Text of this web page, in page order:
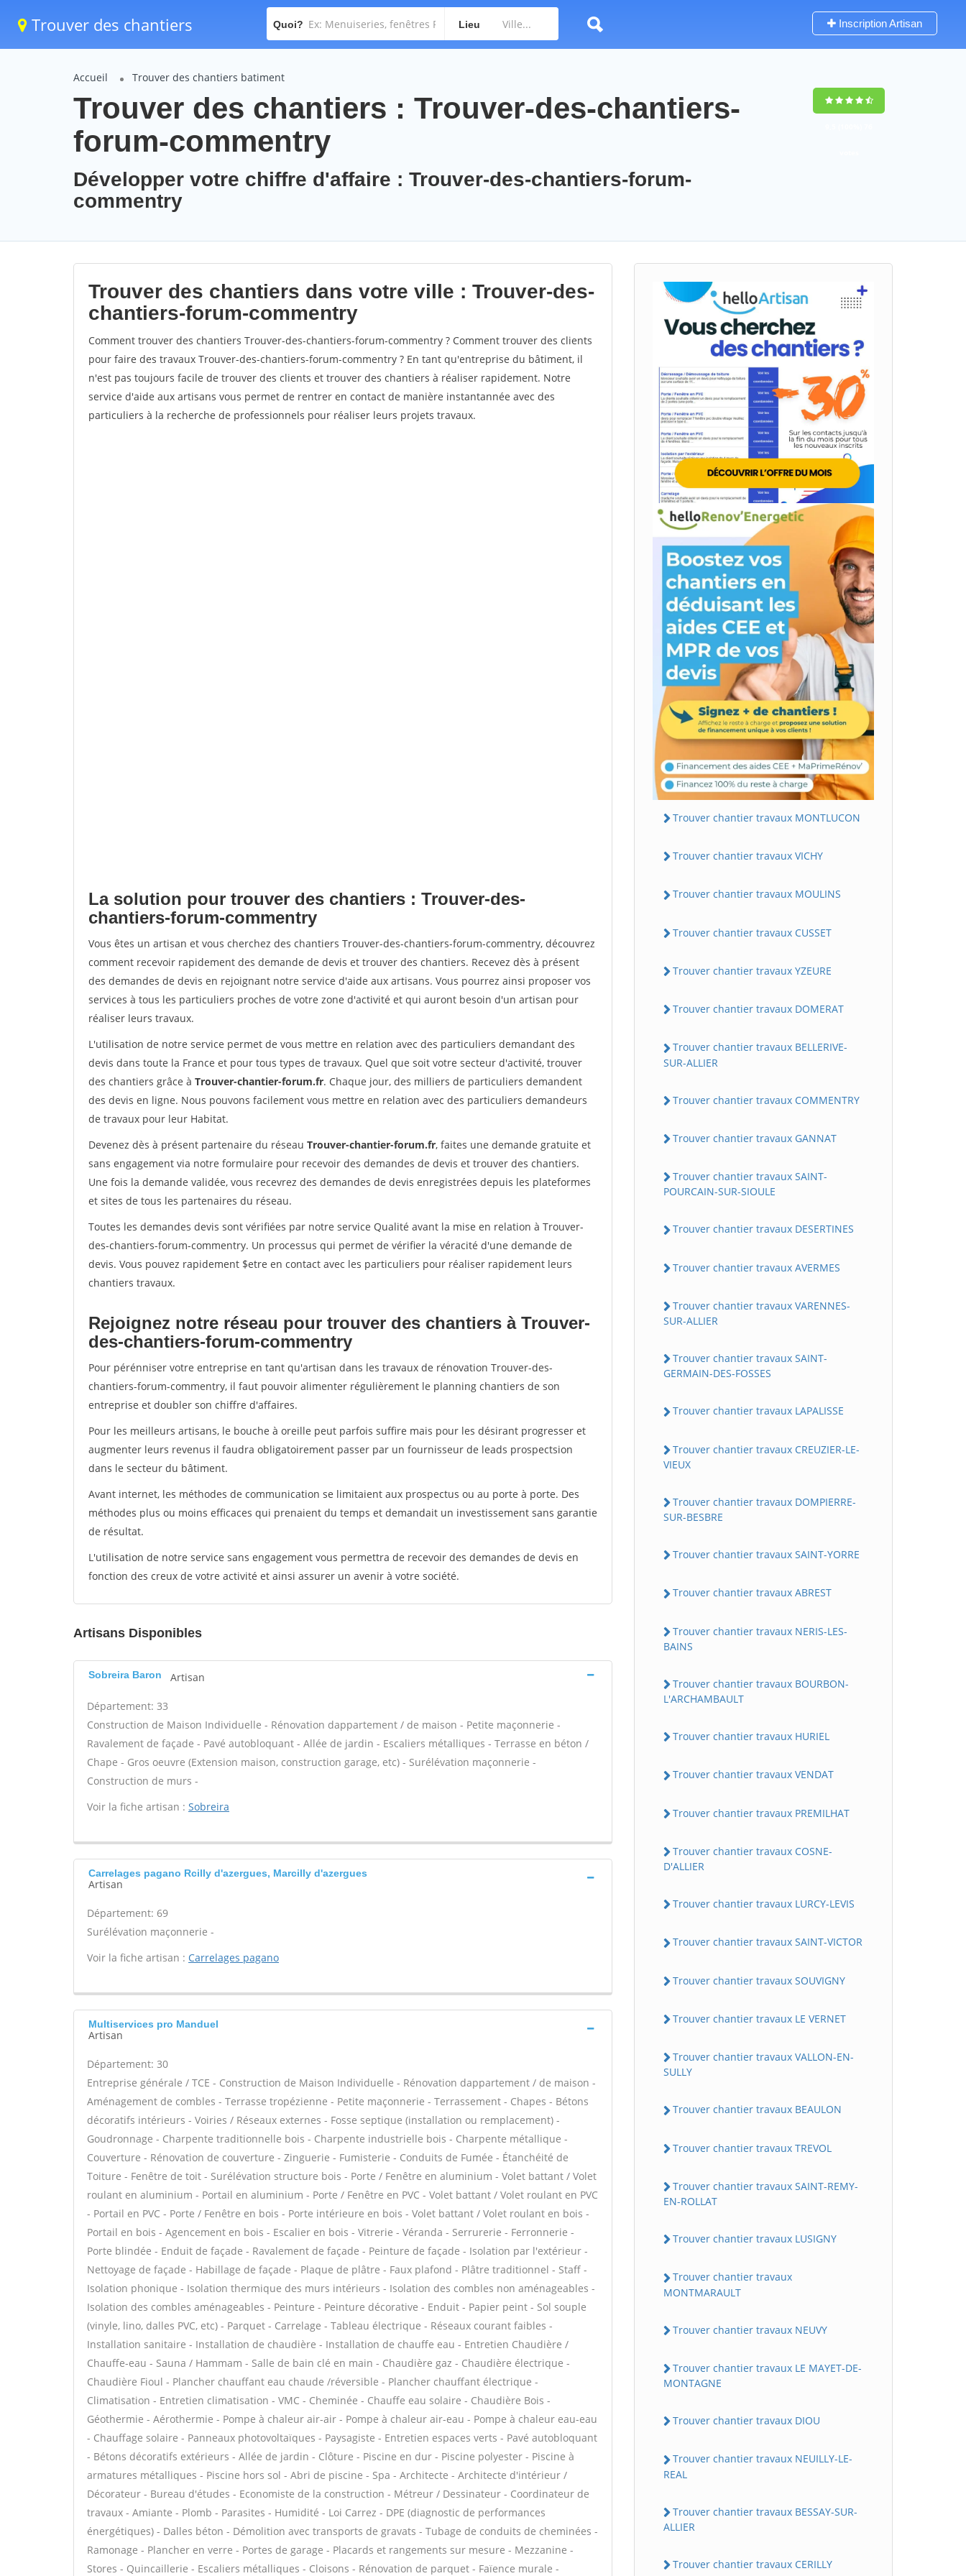
Trouver des chantiers Quoi? Lieu Inscription Artisan
Accueil Trouver des chantiers batiment
Trouver des chantiers : Trouver-des-chantiers-
forum-commentry
Développer votre chiffre d'affaire : Trouver-des-chantiers-forum-
commentry
Trouver des chantiers dans votre ville : Trouver-des-
chantiers-forum-commentry
Comment trouver des chantiers Trouver-des-chantiers-forum-commentry ? Comment trouver des clients
pour faire des travaux Trouver-des-chantiers-forum-commentry ? En tant qu'entreprise du bâtiment, il
n'est pas toujours facile de trouver des clients et trouver des chantiers à réaliser rapidement. Notre
service d'aide aux artisans vous permet de rentrer en contact de manière instantannée avec des
particuliers à la recherche de professionnels pour réaliser leurs projets travaux.
La solution pour trouver des chantiers : Trouver-des-
chantiers-forum-commentry
Vous êtes un artisan et vous cherchez des chantiers Trouver-des-chantiers-forum-commentry, découvrez
comment recevoir rapidement des demande de devis et trouver des chantiers. Recevez dès à présent
des demandes de devis en rejoignant notre service d'aide aux artisans. Vous pourrez ainsi proposer vos
services à tous les particuliers proches de votre zone d'activité et qui auront besoin d'un artisan pour
réaliser leurs travaux.
L'utilisation de notre service permet de vous mettre en relation avec des particuliers demandant des
devis dans toute la France et pour tous types de travaux. Quel que soit votre secteur d'activité, trouver
des chantiers grâce à Trouver-chantier-forum.fr. Chaque jour, des milliers de particuliers demandent
des devis en ligne. Nous pouvons facilement vous mettre en relation avec des particuliers demandeurs
de travaux pour leur Habitat.
Devenez dès à présent partenaire du réseau Trouver-chantier-forum.fr, faites une demande gratuite et
sans engagement via notre formulaire pour recevoir des demandes de devis et trouver des chantiers.
Une fois la demande validée, vous recevrez des demandes de devis enregistrées depuis les plateformes
et sites de tous les partenaires du réseau.
Toutes les demandes devis sont vérifiées par notre service Qualité avant la mise en relation à Trouver-
des-chantiers-forum-commentry. Un processus qui permet de vérifier la véracité d'une demande de
devis. Vous pouvez rapidement $etre en contact avec les particuliers pour réaliser rapidement leurs
chantiers travaux.
Rejoignez notre réseau pour trouver des chantiers à Trouver-
des-chantiers-forum-commentry
Pour pérénniser votre entreprise en tant qu'artisan dans les travaux de rénovation Trouver-des-
chantiers-forum-commentry, il faut pouvoir alimenter régulièrement le planning chantiers de son
entreprise et doubler son chiffre d'affaires.
Pour les meilleurs artisans, le bouche à oreille peut parfois suffire mais pour les désirant progresser et
augmenter leurs revenus il faudra obligatoirement passer par un fournisseur de leads prospectsion
dans le secteur du bâtiment.
Avant internet, les méthodes de communication se limitaient aux prospectus ou au porte à porte. Des
méthodes plus ou moins efficaces qui prenaient du temps et demandait un investissement sans garantie
de résultat.
L'utilisation de notre service sans engagement vous permettra de recevoir des demandes de devis en
fonction des creux de votre activité et ainsi assurer un avenir à votre société.
Artisans Disponibles
Sobreira Baron Artisan
Département: 33
Construction de Maison Individuelle - Rénovation dappartement / de maison - Petite maçonnerie -
Ravalement de façade - Pavé autobloquant - Allée de jardin - Escaliers métalliques - Terrasse en béton /
Chape - Gros oeuvre (Extension maison, construction garage, etc) - Surélévation maçonnerie -
Construction de murs -
Voir la fiche artisan : Sobreira
Carrelages pagano Rcilly d'azergues, Marcilly d'azergues
Artisan
Département: 69
Surélévation maçonnerie -
Voir la fiche artisan : Carrelages pagano
Multiservices pro Manduel
Artisan
Département: 30
Entreprise générale / TCE - Construction de Maison Individuelle - Rénovation dappartement / de maison -
Aménagement de combles - Terrasse tropézienne - Petite maçonnerie - Terrassement - Chapes - Bétons
décoratifs intérieurs - Voiries / Réseaux externes - Fosse septique (installation ou remplacement) -
Goudronnage - Charpente traditionnelle bois - Charpente industrielle bois - Charpente métallique -
Couverture - Rénovation de couverture - Zinguerie - Fumisterie - Conduits de Fumée - Étanchéité de
Toiture - Fenêtre de toit - Surélévation structure bois - Porte / Fenêtre en aluminium - Volet battant / Volet
roulant en aluminium - Portail en aluminium - Porte / Fenêtre en PVC - Volet battant / Volet roulant en PVC
- Portail en PVC - Porte / Fenêtre en bois - Porte intérieure en bois - Volet battant / Volet roulant en bois -
Portail en bois - Agencement en bois - Escalier en bois - Vitrerie - Véranda - Serrurerie - Ferronnerie -
Porte blindée - Enduit de façade - Ravalement de façade - Peinture de façade - Isolation par l'extérieur -
Nettoyage de façade - Habillage de façade - Plaque de plâtre - Faux plafond - Plâtre traditionnel - Staff -
Isolation phonique - Isolation thermique des murs intérieurs - Isolation des combles non aménageables -
Isolation des combles aménageables - Peinture - Peinture décorative - Enduit - Papier peint - Sol souple
(vinyle, lino, dalles PVC, etc) - Parquet - Carrelage - Tableau électrique - Réseaux courant faibles -
Installation sanitaire - Installation de chaudière - Installation de chauffe eau - Entretien Chaudière /
Chauffe-eau - Sauna / Hammam - Salle de bain clé en main - Chaudière gaz - Chaudière électrique -
Chaudière Fioul - Plancher chauffant eau chaude /réversible - Plancher chauffant électrique -
Climatisation - Entretien climatisation - VMC - Cheminée - Chauffe eau solaire - Chaudière Bois -
Géothermie - Aérothermie - Pompe à chaleur air-air - Pompe à chaleur air-eau - Pompe à chaleur eau-eau
- Chauffage solaire - Panneaux photovoltaïques - Paysagiste - Entretien espaces verts - Pavé autobloquant
- Bétons décoratifs extérieurs - Allée de jardin - Clôture - Piscine en dur - Piscine polyester - Piscine à
armatures métalliques - Piscine hors sol - Abri de piscine - Spa - Architecte - Architecte d'intérieur /
Décorateur - Bureau d'études - Economiste de la construction - Métreur / Dessinateur - Coordinateur de
travaux - Amiante - Plomb - Parasites - Humidité - Loi Carrez - DPE (diagnostic de performances
énergétiques) - Dalles béton - Démolition avec transports de gravats - Tubage de conduits de cheminées -
Ramonage - Plancher en verre - Portes de garage - Placards et rangements sur mesure - Mezzanine -
Stores - Quincaillerie - Escaliers métalliques - Cloisons - Rénovation de parquet - Faïence murale -
Trouver chantier travaux MONTLUCON
Trouver chantier travaux VICHY
Trouver chantier travaux MOULINS
Trouver chantier travaux CUSSET
Trouver chantier travaux YZEURE
Trouver chantier travaux DOMERAT
Trouver chantier travaux BELLERIVE-
SUR-ALLIER
Trouver chantier travaux COMMENTRY
Trouver chantier travaux GANNAT
Trouver chantier travaux SAINT-
POURCAIN-SUR-SIOULE
Trouver chantier travaux DESERTINES
Trouver chantier travaux AVERMES
Trouver chantier travaux VARENNES-
SUR-ALLIER
Trouver chantier travaux SAINT-
GERMAIN-DES-FOSSES
Trouver chantier travaux LAPALISSE
Trouver chantier travaux CREUZIER-LE-
VIEUX
Trouver chantier travaux DOMPIERRE-
SUR-BESBRE
Trouver chantier travaux SAINT-YORRE
Trouver chantier travaux ABREST
Trouver chantier travaux NERIS-LES-
BAINS
Trouver chantier travaux BOURBON-
L'ARCHAMBAULT
Trouver chantier travaux HURIEL
Trouver chantier travaux VENDAT
Trouver chantier travaux PREMILHAT
Trouver chantier travaux COSNE-
D'ALLIER
Trouver chantier travaux LURCY-LEVIS
Trouver chantier travaux SAINT-VICTOR
Trouver chantier travaux SOUVIGNY
Trouver chantier travaux LE VERNET
Trouver chantier travaux VALLON-EN-
SULLY
Trouver chantier travaux BEAULON
Trouver chantier travaux TREVOL
Trouver chantier travaux SAINT-REMY-
EN-ROLLAT
Trouver chantier travaux LUSIGNY
Trouver chantier travaux
MONTMARAULT
Trouver chantier travaux NEUVY
Trouver chantier travaux LE MAYET-DE-
MONTAGNE
Trouver chantier travaux DIOU
Trouver chantier travaux NEUILLY-LE-
REAL
Trouver chantier travaux BESSAY-SUR-
ALLIER
Trouver chantier travaux CERILLY